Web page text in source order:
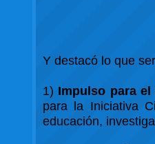
Y destacó lo que
1) Impulso para el
para la Iniciativa
educación,